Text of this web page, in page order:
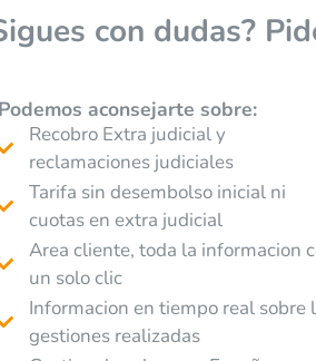
con dudas?
Podemos aconsejarte sobre:
Recobro Extra judicial y
reclamaciones judiciales
Tarifa sin desembolso inicial ni
cuotas en extra judicial
Area cliente, toda la informacion
un solo clic
Informacion en tiempo real sobre
gestiones realizadas